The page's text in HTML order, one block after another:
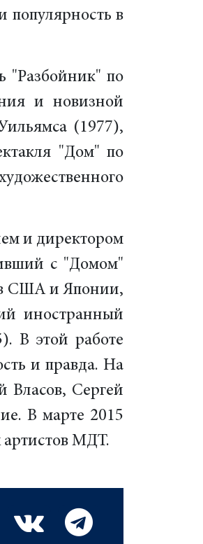
популярность в
"Разбойник" по
и новизной
(1977),
"Дом" по
и директором
с "Домом"
в США и Японии,
иностранный
В этой работе
и правда. На
Власов, Сергей
В марте 2015
артистов МДТ.